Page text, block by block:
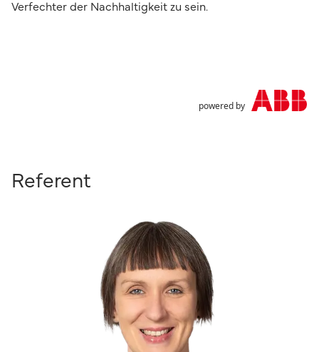
Verfechter der Nachhaltigkeit zu sein.
powered by
Referent